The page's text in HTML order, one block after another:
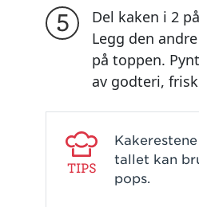
5
Del kaken i 2
Legg den
på toppen.
av godteri,
TIPS
tallet kan
pops.